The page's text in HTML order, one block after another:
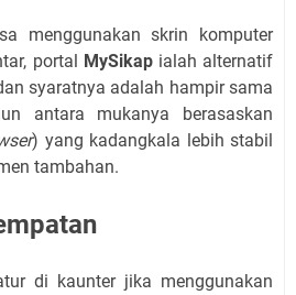
menggunakan skrin komputer
portal MySikapialah alternatif
syaratnya adalah hampir sama
antara mukanya berasaskan
) yang kadangkala lebih stabil
tambahan.
di kaunter jika menggunakan